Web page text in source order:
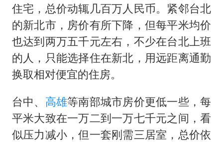
住宅，总价动辄几百万人民币。紧邻台北
的新北市，房价有所下降，但每平米均价
也达到两万五千元左右，不少在台北上班
的人，只能选择住在新北，用远距离通勤
换取相对便宜的住房。
台中、 高雄等南部城市房价更低一些，每
平米大致在一万二到一万七千元之间，看
似压力减小，但一套刚需三居室，总价依